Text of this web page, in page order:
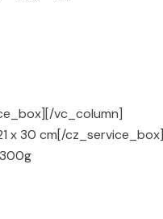
vc_column]
x 30 cm[/cz_service_box]